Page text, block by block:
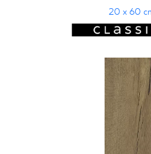
20 x 60